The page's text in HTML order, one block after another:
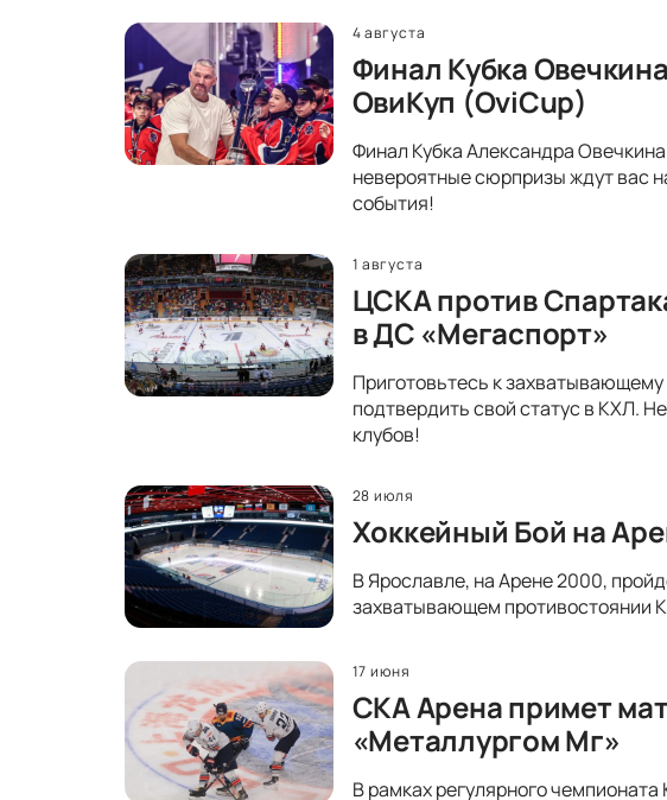
4 августа
Финал Кубка
ОвиКуп (OviCup)
Финал Кубка Александра
невероятные сюрпризы ждут вас
события!
1 августа
ЦСКА против
в ДС «Мегаспорт»
Приготовьтесь к
подтвердить свой статус в КХЛ.
клубов!
28 июля
Хоккейный Бой на
В Ярославле, на Арене 2000,
захватывающем противостоянии
17 июня
СКА Арена примет
«Металлургом Мг»
В рамках регулярного